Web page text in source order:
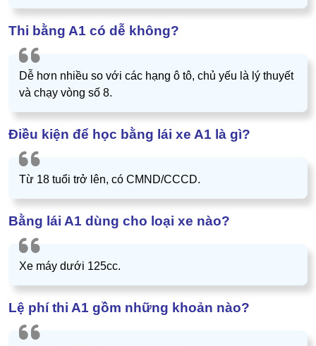
Thi bằng A1 có dễ không?
Dễ hơn nhiều so với các hạng ô tô, chủ yếu là lý thuyết
và chạy vòng số 8.
Điều kiện để học bằng lái xe A1 là gì?
Từ 18 tuổi trở lên, có CMND/CCCD.
Bằng lái A1 dùng cho loại xe nào?
Xe máy dưới 125cc.
Lệ phí thi A1 gồm những khoản nào?